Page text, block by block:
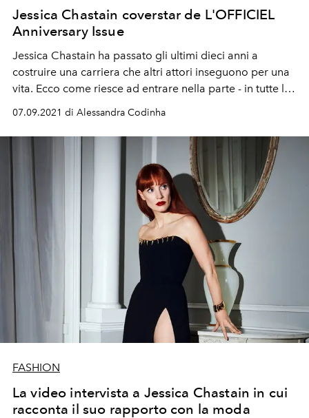
Jessica Chastain coverstar de L'OFFICIEL
Anniversary Issue
Jessica Chastain ha passato gli ultimi dieci anni a
costruire una carriera che altri attori inseguono per una
vita. Ecco come riesce ad entrare nella parte - in tutte le
07.09.2021 di Alessandra Codinha
FASHION
La video intervista a Jessica Chastain in cui
racconta il suo rapporto con la moda